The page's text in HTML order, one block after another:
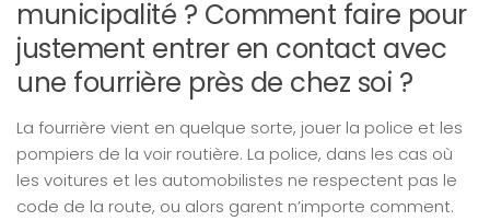
municipalité ? Comment faire pour
justement entrer en contact avec
une fourrière près de chez soi ?
La fourrière vient en quelque sorte, jouer la police et les
pompiers de la voir routière. La police, dans les cas où
les voitures et les automobilistes ne respectent pas le
code de la route, ou alors garent n’importe comment.